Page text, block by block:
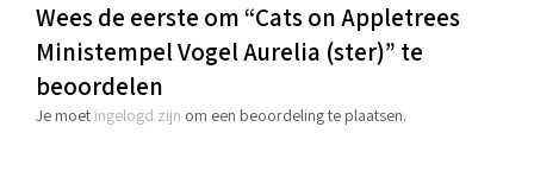
Wees de eerste om “Cats on Appletrees
Ministempel Vogel Aurelia (ster)” te
beoordelen
Je moet ingelogd zijn om een beoordeling te plaatsen.